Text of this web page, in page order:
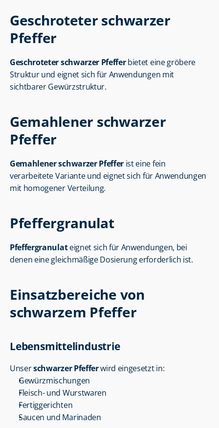
Geschroteter schwarzer
Pfeffer
Geschroteter schwarzer Pfeffer bietet eine gröbere
Struktur und eignet sich für Anwendungen mit
sichtbarer Gewürzstruktur.
Gemahlener schwarzer
Pfeffer
Gemahlener schwarzer Pfeffer ist eine fein
verarbeitete Variante und eignet sich für Anwendungen
mit homogener Verteilung.
Pfeffergranulat
Pfeffergranulat eignet sich für Anwendungen, bei
denen eine gleichmäßige Dosierung erforderlich ist.
Einsatzbereiche von
schwarzem Pfeffer
Lebensmittelindustrie
Unser schwarzer Pfeffer wird eingesetzt in:
Gewürzmischungen
Fleisch- und Wurstwaren
Fertiggerichten
Saucen und Marinaden